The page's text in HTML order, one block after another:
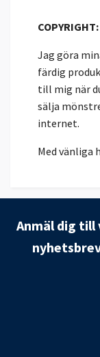
COPYRIGHT:
Jag göra
färdig
till mig när
sälja
internet.
Med vänliga
Anmäl dig till